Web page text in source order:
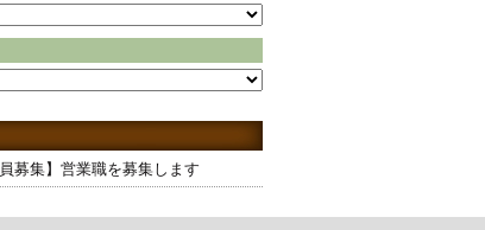
員募集】営業職を募集します